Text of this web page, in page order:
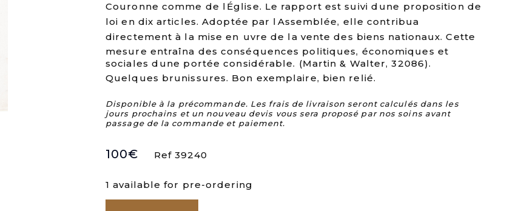
Couronne comme de lÉglise. Le rapport est suivi dune proposition de
loi en dix articles. Adoptée par lAssemblée, elle contribua
directement à la mise en uvre de la vente des biens nationaux. Cette
mesure entraîna des conséquences politiques, économiques et
sociales dune portée considérable. (Martin & Walter, 32086).
Quelques brunissures. Bon exemplaire, bien relié.
Disponible à la précommande. Les frais de livraison seront calculés dans les
jours prochains et un nouveau devis vous sera proposé par nos soins avant
passage de la commande et paiement.
100€ Ref 39240
1 available for pre-ordering